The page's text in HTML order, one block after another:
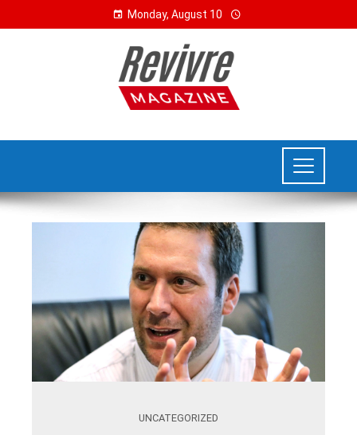
Monday, August 10
UNCATEGORIZED